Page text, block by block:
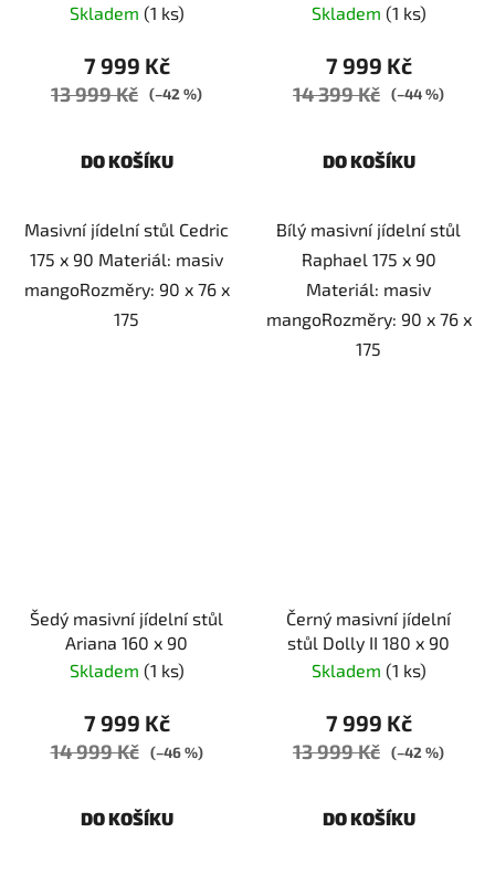
Skladem (1 ks)
7 999 Kč
13 999 Kč (–42 %)
DO KOŠÍKU
Masivní jídelní stůl Cedric
175 x 90 Materiál: masiv
mangoRozměry: 90 x 76 x
175
Skladem (1 ks)
7 999 Kč
14 399 Kč (–44 %)
DO KOŠÍKU
Bílý masivní jídelní stůl
Raphael 175 x 90
Materiál: masiv
mangoRozměry: 90 x 76 x
175
Šedý masivní jídelní stůl
Ariana 160 x 90
Skladem (1 ks)
7 999 Kč
14 999 Kč (–46 %)
DO KOŠÍKU
Černý masivní jídelní
stůl Dolly II 180 x 90
Skladem (1 ks)
7 999 Kč
13 999 Kč (–42 %)
DO KOŠÍKU